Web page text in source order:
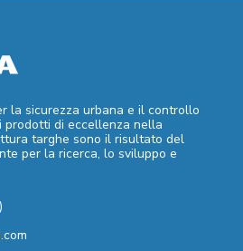
la sicurezza urbana e il controllo
prodotti di eccellenza nella
targhe sono il risultato del
per la ricerca, lo sviluppo e